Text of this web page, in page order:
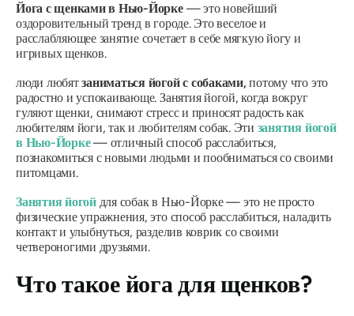
Йога с щенками в Нью-Йорке— это новейший
оздоровительный тренд в городе. Это веселое и
расслабляющее занятие сочетает в себе мягкую йогу и
игривых щенков.
люди любятзаниматься йогой с собаками,потому что это
радостно и успокаивающе. Занятия йогой, когда вокруг
гуляют щенки, снимают стресс и приносят радость как
любителям йоги, так и любителям собак. Эти занятия йогой
в Нью-Йорке— отличный способ расслабиться,
познакомиться с новыми людьми и пообниматься со своими
питомцами.
Занятия йогойдля собак в Нью-Йорке — это не просто
физические упражнения, это способ расслабиться, наладить
контакт и улыбнуться, разделив коврик со своими
четвероногими друзьями.
Что такое йога для щенков?